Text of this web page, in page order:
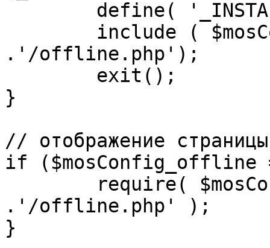
.'/offline.php');
}
// отображение
if ($mosConfig_offline
.'/offline.php' );
}